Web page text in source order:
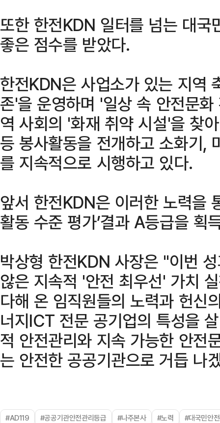
또한 한전KDN 일터를 넘는 대국
좋은 점수를 받았다.
한전KDN은 사업소가 있는 지역
존'을 운영하며 '일상 속 안전문
역 사회의 '화재 취약 시설'을 찾
등 봉사활동을 전개하고 소화기,
를 지속적으로 시행하고 있다.
앞서 한전KDN은 이러한 노력을
활동 수준 평가’결과 A등급을 획
박상형 한전KDN 사장은 "이번
않은 지속적 '안전 최우선' 가치
다해 온 임직원들의 노력과 헌신
너지ICT 전문 공기업의 특성을
적 안전관리와 지속 가능한 안전
는 안전한 공공기관으로 거듭 나
#AD119 #공공기관안전관리등급 #나주본사 #노력 #대국민안